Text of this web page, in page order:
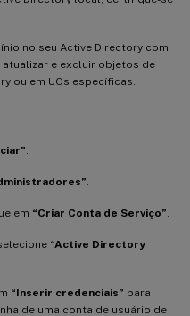
no seu Active Directory com
e excluir objetos de
ou em UOs específicas.
em “Criar Conta de Serviço”
selecione “Active Directory
“Inserir credenciais” para
de uma conta de usuário de